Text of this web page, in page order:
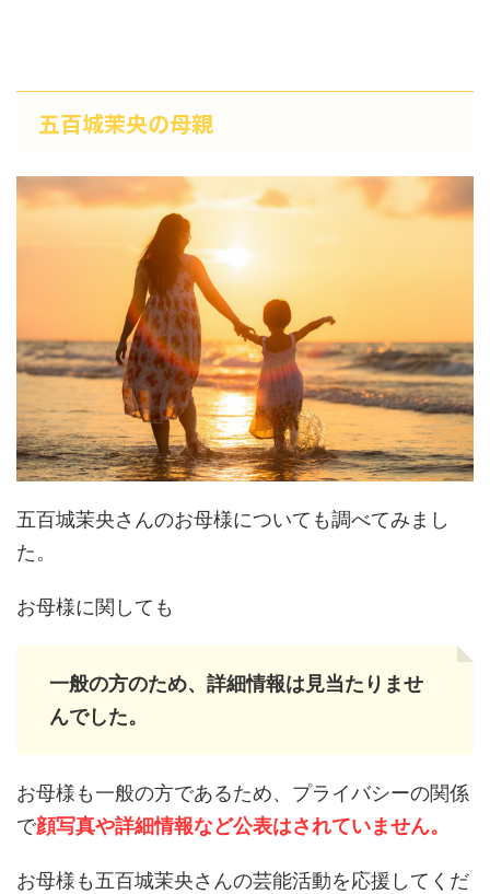
五百城茉央の母親
五百城茉央さんのお母様についても調べてみまし
た。
お母様に関しても
一般の方のため、詳細情報は見当たりませ
んでした。
お母様も一般の方であるため、プライバシーの関係
で顔写真や詳細情報など公表はされていません。
お母様も五百城茉央さんの芸能活動を応援してくだ